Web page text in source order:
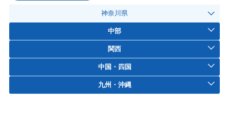
神奈川県
中部
関西
中国・四国
九州・沖縄